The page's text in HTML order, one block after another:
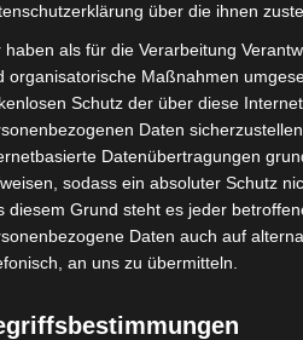
ich wünsche euch ein
geschmückt,
die Scheiben
über die ihnen
haben als für die Verarbeitung
organisatorische Maßnahmen
Schutz der über diese
Daten
Datenübertragungen
sodass ein absoluter Schutz
diesem Grund steht es jeder
Daten auch auf
an uns zu übermitteln.